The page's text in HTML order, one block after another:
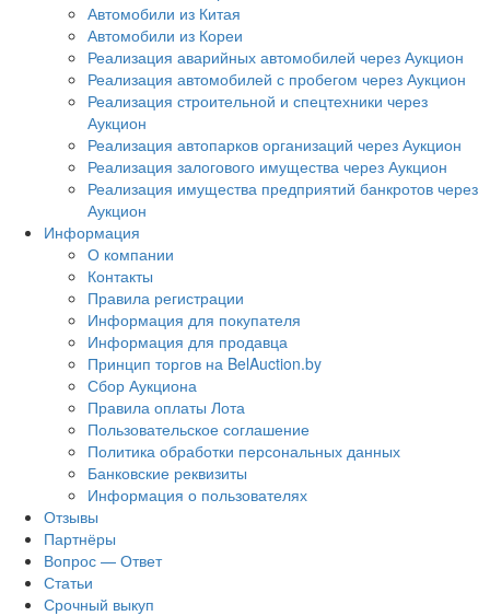
Автомобили из Китая
Автомобили из Кореи
Реализация аварийных автомобилей через Аукцион
Реализация автомобилей с пробегом через Аукцион
Реализация строительной и спецтехники через
Аукцион
Реализация автопарков организаций через Аукцион
Реализация залогового имущества через Аукцион
Реализация имущества предприятий банкротов через
Аукцион
Информация
О компании
Контакты
Правила регистрации
Информация для покупателя
Информация для продавца
Принцип торгов на BelAuction.by
Сбор Аукциона
Правила оплаты Лота
Пользовательское соглашение
Политика обработки персональных данных
Банковские реквизиты
Информация о пользователях
Отзывы
Партнёры
Вопрос — Ответ
Статьи
Срочный выкуп